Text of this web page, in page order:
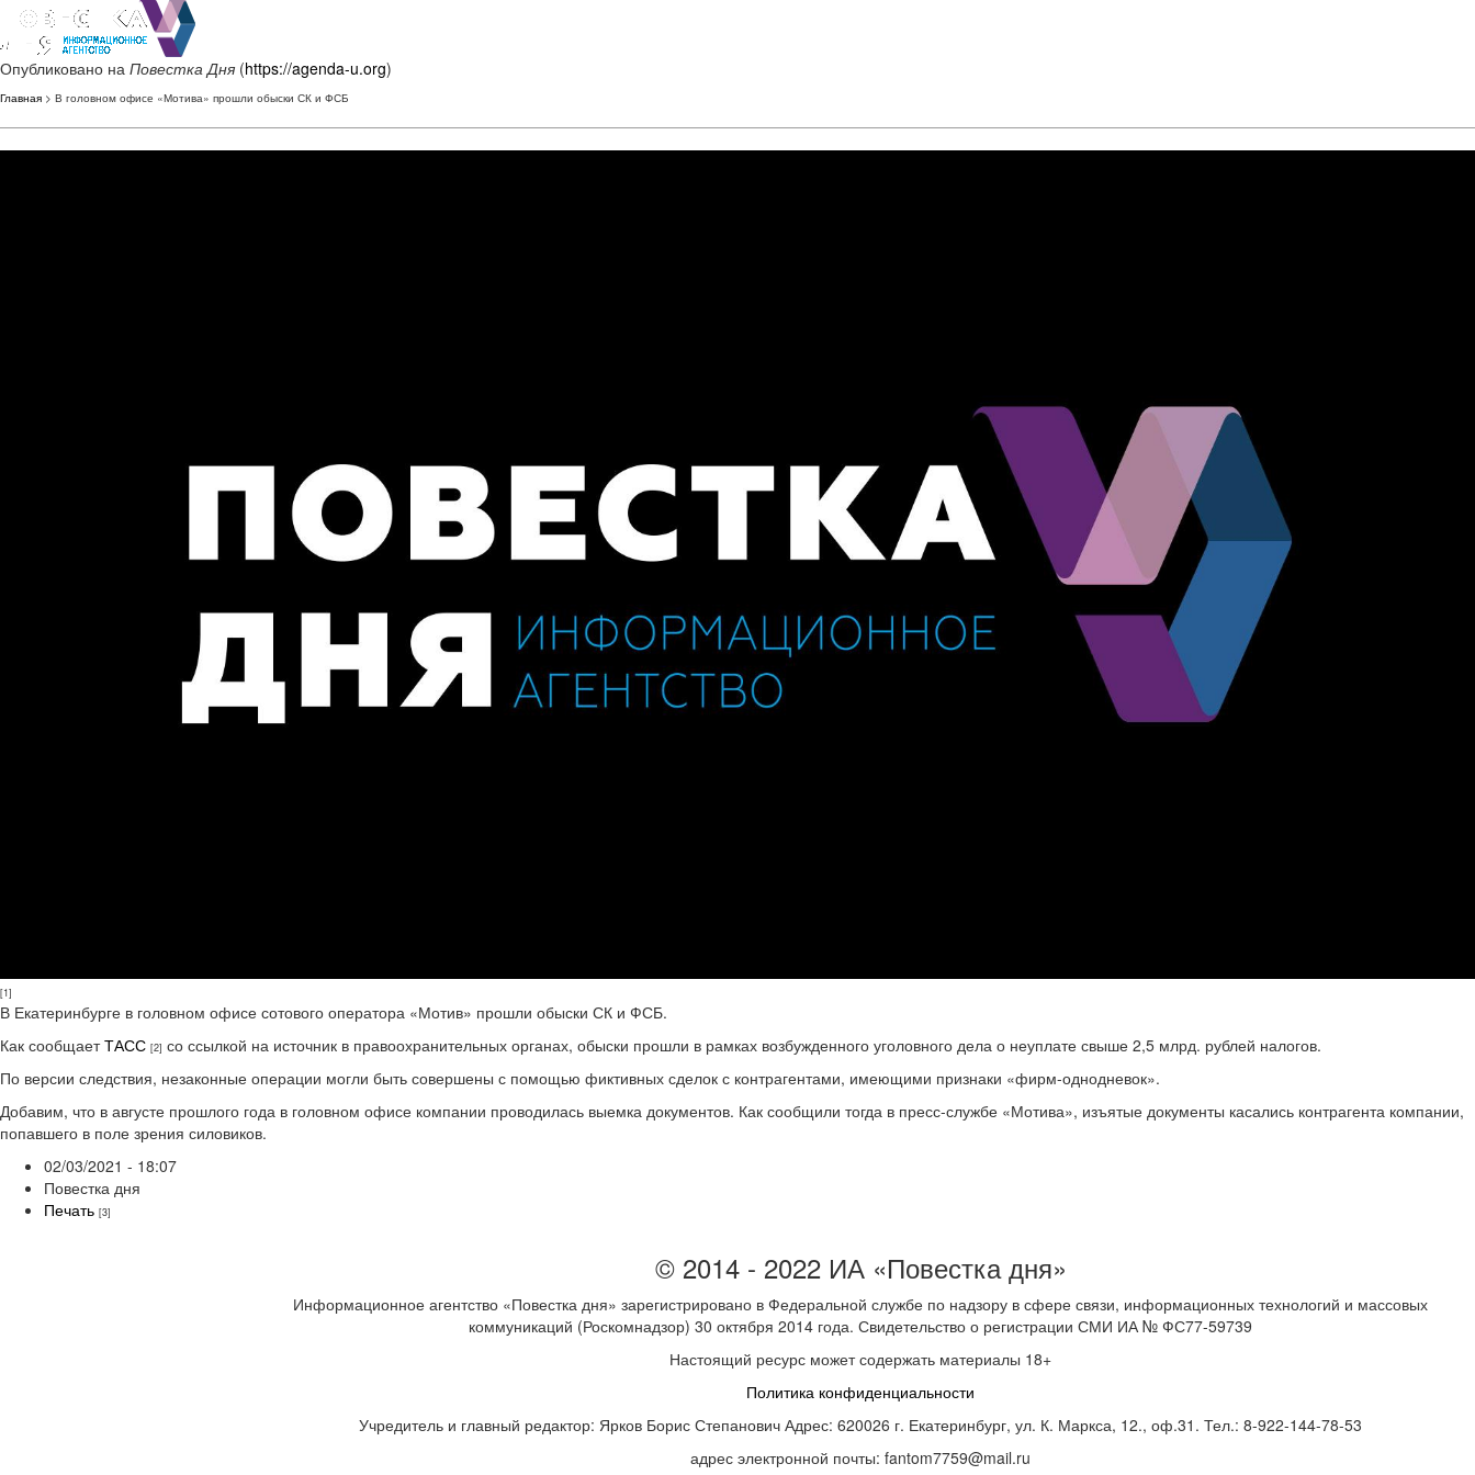
Опубликовано на Повестка Дня (https://agenda-u.org)
Главная > В головном офисе «Мотива» прошли обыски СК и ФСБ
[1]
В Екатеринбурге в головном офисе сотового оператора «Мотив» прошли обыски СК и ФСБ.
Как сообщаетТАСС [2] со ссылкой на источник в правоохранительных органах, обыски прошли в рамках возбужденного уголовного дела о неуплате свыше 2,5 млрд. рублей налогов.
По версии следствия, незаконные операции могли быть совершены с помощью фиктивных сделок с контрагентами, имеющими признаки «фирм-однодневок».
Добавим, что в августе прошлого года в головном офисе компании проводилась выемка документов. Как сообщили тогда в пресс-службе «Мотива», изъятые документы касались контрагента компании,
попавшего в поле зрения силовиков.
02/03/2021 - 18:07
Повестка дня
Печать [3]
© 2014 - 2022 ИА «Повестка дня»
Информационное агентство «Повестка дня» зарегистрировано в Федеральной службе по надзору в сфере связи, информационных технологий и массовых
коммуникаций (Роскомнадзор) 30 октября 2014 года. Свидетельство о регистрации СМИ ИА № ФС77-59739
Настоящий ресурс может содержать материалы 18+
Политика конфиденциальности
Учредитель и главный редактор: Ярков Борис Степанович Адрес: 620026 г. Екатеринбург, ул. К. Маркса, 12., оф.31. Тел.: 8-922-144-78-53
адрес электронной почты: fantom7759@mail.ru